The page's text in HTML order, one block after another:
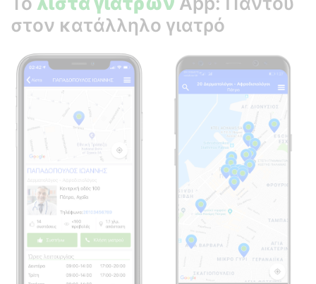
στον κατάλληλο γιατρό